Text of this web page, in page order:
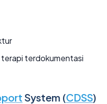
terdokumentasi
System (CDSS)